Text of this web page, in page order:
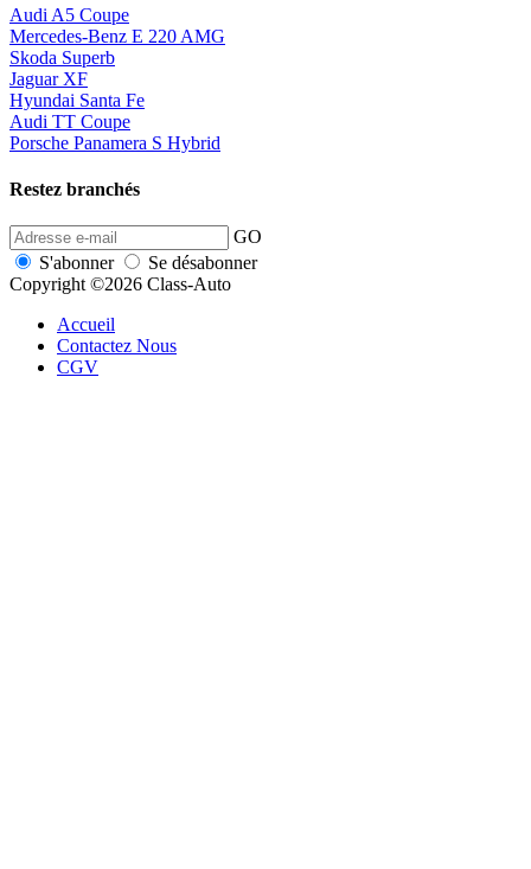
Audi A5 Coupe
Mercedes-Benz E 220 AMG
Skoda Superb
Jaguar XF
Hyundai Santa Fe
Audi TT Coupe
Porsche Panamera S Hybrid
Restez branchés
GO
S'abonner
Se désabonner
Copyright ©2026 Class-Auto
Accueil
Contactez Nous
CGV